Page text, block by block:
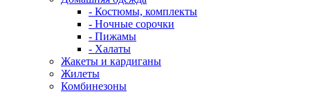
- Костюмы, комплекты
- Ночные сорочки
- Пижамы
- Халаты
Жакеты и кардиганы
Жилеты
Комбинезоны